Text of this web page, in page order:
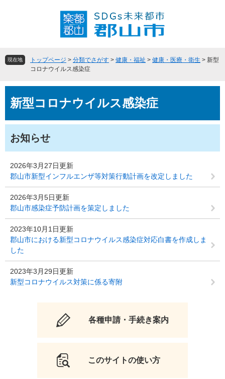
頭
飛
へ
現在地 トップページ > 分類でさがす > 健康・福祉 > 健康・医療・衛生 > 新型
コロナウイルス感染症
文新型コロナウイルス感染症
お知らせ
2026年3月27日更新
郡山市新型インフルエンザ等対策行動計画を改定しました
2026年3月5日更新
郡山市感染症予防計画を策定しました
2023年10月1日更新
郡山市における新型コロナウイルス感染症対応白書を作成しま
した
2023年3月29日更新
新型コロナウイルス対策に係る寄附
各種申請・手続き案内
このサイトの使い方